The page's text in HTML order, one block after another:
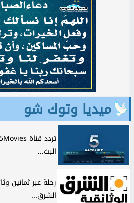
ميديا وتوك شو
البث...
رحلة عبر ثمانين
الشرق...